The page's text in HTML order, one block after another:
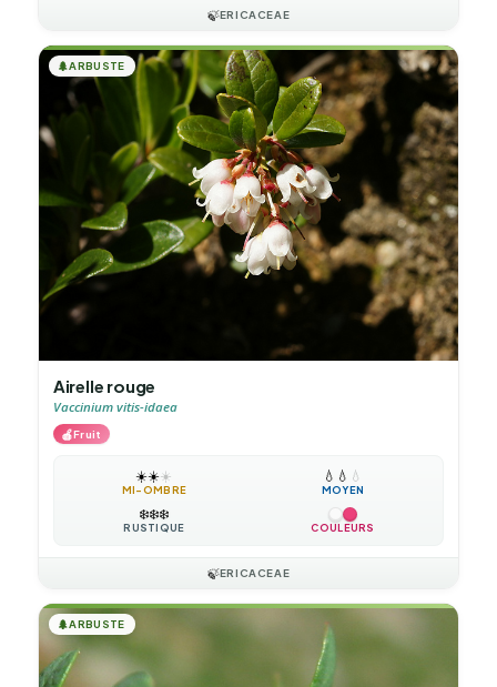
🍃ERICACEAE
🌲ARBUSTE
Airelle rouge
Vaccinium vitis-idaea
🍎Fruit
☀️☀️☀️
MI-OMBRE
💧 💧 💧
MOYEN
❄️❄️❄️
RUSTIQUE COULEURS
🍃ERICACEAE
🌲ARBUSTE